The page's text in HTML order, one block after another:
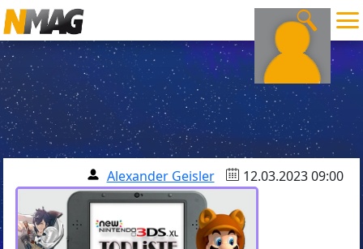
Alexander Geisler 12.03.2023 09:00